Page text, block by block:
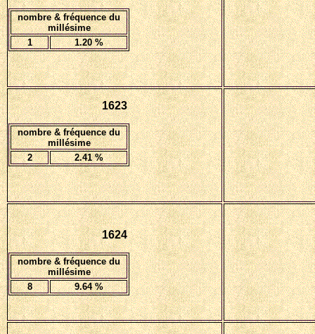
nombre & fréquence du
millésime
1
1.20 %
1623
nombre & fréquence du
millésime
2
2.41 %
1624
nombre & fréquence du
millésime
8
9.64 %